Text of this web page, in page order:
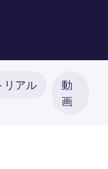
リアル
動
画